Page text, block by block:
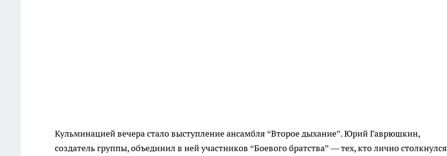
Кульминацией вечера стало выступление ансамбля “Второе дыхание”. Юрий Гаврюшкин,
создатель группы, объединил в ней участников “Боевого братства” — тех, кто лично столкнулся